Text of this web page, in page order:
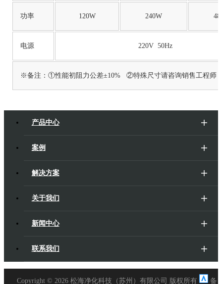
功率 120W 240W
电源 220V 50Hz
※备注：①性能初阻力公差±10% ②特殊尺寸请咨询销售工程师
产品中心
案例
解决方案
关于我们
新闻中心
联系我们
Copyright ©2026 松海净化科技（苏州）有限公司 版权所有 备